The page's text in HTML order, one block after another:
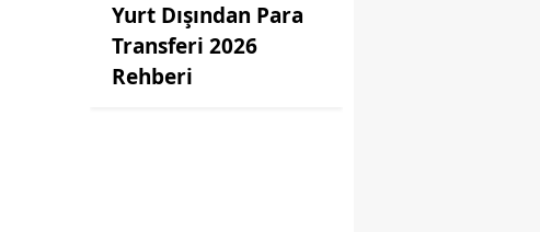
Yurt Dışından Para
Transferi 2026
Rehberi